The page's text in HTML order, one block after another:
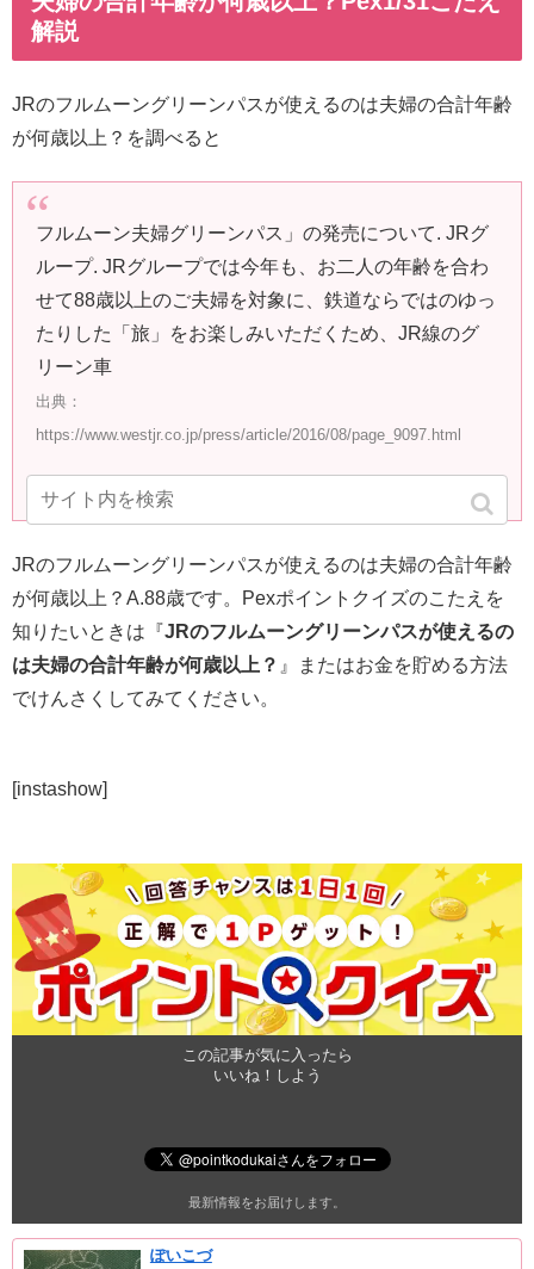
解説
JRのフルムーングリーンパスが使えるのは夫婦の合計年齢
が何歳以上？を調べると
フルムーン夫婦グリーンパス」の発売について. JRグ
ループ. JRグループでは今年も、お二人の年齢を合わ
せて88歳以上のご夫婦を対象に、鉄道ならではのゆっ
たりした「旅」をお楽しみいただくため、JR線のグ
リーン車
出典：
https://www.westjr.co.jp/press/article/2016/08/page_9097.html
JRのフルムーングリーンパスが使えるのは夫婦の合計年齢
が何歳以上？A.88歳です。Pexポイントクイズのこたえを
知りたいときは『JRのフルムーングリーンパスが使えるの
は夫婦の合計年齢が何歳以上？ 』またはお金を貯める方法
でけんさくしてみてください。
[instashow]
この記事が気に入ったら
いいね！しよう
最新情報をお届けします。
ぽいこづ